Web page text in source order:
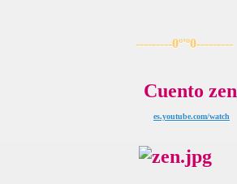
---------0º'º0---------
Cuento zen
es.youtube.com/watch